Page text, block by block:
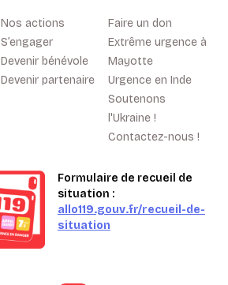
Nos actions
S’engager
Devenir bénévole
Devenir partenaire
Faire un don
Extrême urgence à
Mayotte
Urgence en Inde
Soutenons
l'Ukraine !
Contactez-nous !
Formulaire de recueil de
situation :
allo119.gouv.fr/recueil-de-
situation